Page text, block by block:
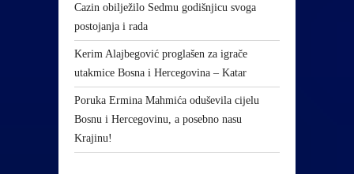
Cazin obilježilo Sedmu godišnjicu svoga
postojanja i rada
Kerim Alajbegović proglašen za igrače
utakmice Bosna i Hercegovina – Katar
Poruka Ermina Mahmića oduševila cijelu
Bosnu i Hercegovinu, a posebno nasu
Krajinu!